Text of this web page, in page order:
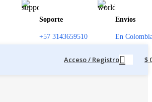
Soporte
+57 3143659510
Envíos
En
Acceso / Registro $